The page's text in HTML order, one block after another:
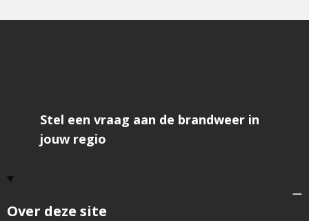
Over deze site
Stel een vraag aan de brandweer in
jouw regio